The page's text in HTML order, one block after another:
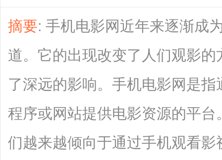
摘要: 手机电影网近年来逐渐成
道。它的出现改变了人们观影
了深远的影响。手机电影网是
程序或网站提供电影资源的平
们越来越倾向于通过手机观看